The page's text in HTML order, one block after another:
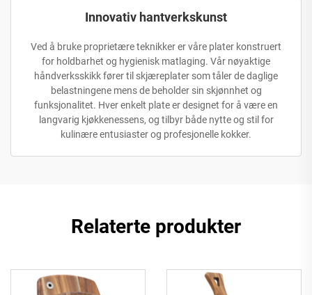
Innovativ hantverkskunst
Ved å bruke proprietære teknikker er våre plater konstruert
for holdbarhet og hygienisk matlaging. Vår nøyaktige
håndverksskikk fører til skjæreplater som tåler de daglige
belastningene mens de beholder sin skjønnhet og
funksjonalitet. Hver enkelt plate er designet for å være en
langvarig kjøkkenessens, og tilbyr både nytte og stil for
kulinære entusiaster og profesjonelle kokker.
Relaterte produkter